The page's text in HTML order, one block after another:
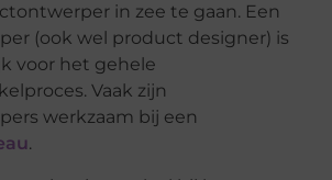
in zee te gaan. Een
(ook wel product designer) is
voor het gehele
Vaak zijn
werkzaam bij een
.